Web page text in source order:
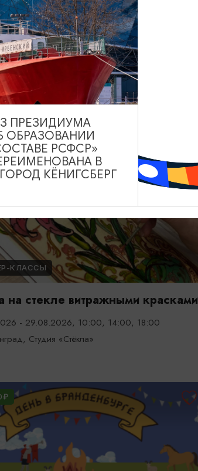
КЛАССЫ
в технике Тренкадис
- 28.08.2026, 10:00, 18:00
Студия «Стёкла»
КЛАССЫ
на стекле витражными красками
- 29.08.2026, 10:00, 14:00, 18:00
Студия «Стёкла»
ПРЕЗИДИУМА
ОБРАЗОВАНИИ
РСФСР»
В
КЁНИГСБЕРГ